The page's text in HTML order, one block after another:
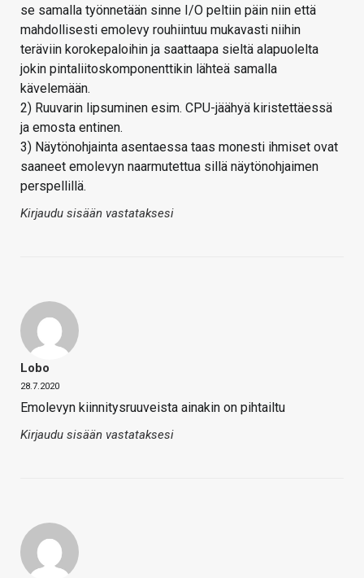
se samalla työnnetään sinne I/O peltiin päin niin että
mahdollisesti emolevy rouhiintuu mukavasti niihin
teräviin korokepaloihin ja saattaapa sieltä alapuolelta
jokin pintaliitoskomponenttikin lähteä samalla
kävelemään.
2) Ruuvarin lipsuminen esim. CPU-jäähyä kiristettäessä
ja emosta entinen.
3) Näytönohjainta asentaessa taas monesti ihmiset ovat
saaneet emolevyn naarmutettua sillä näytönohjaimen
perspellillä.
Kirjaudu sisään vastataksesi
Lobo
28.7.2020
Emolevyn kiinnitysruuveista ainakin on pihtailtu
Kirjaudu sisään vastataksesi